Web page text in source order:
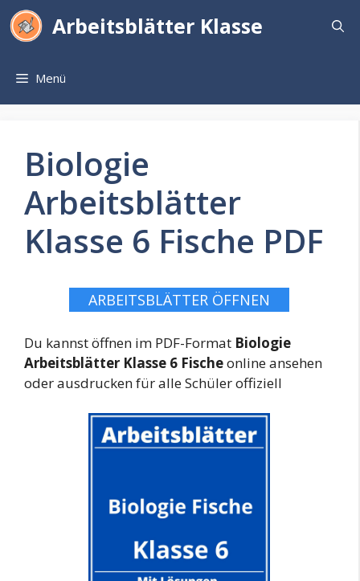
Zum
Inhalt
Arbeitsblätter Klasse
Menü
Biologie
Arbeitsblätter
Klasse 6 Fische PDF
ARBEITSBLÄTTER ÖFFNEN
Du kannst öffnen im PDF-Format Biologie
Arbeitsblätter Klasse 6 Fischeonline ansehen
oder ausdrucken für alle Schüler offiziell